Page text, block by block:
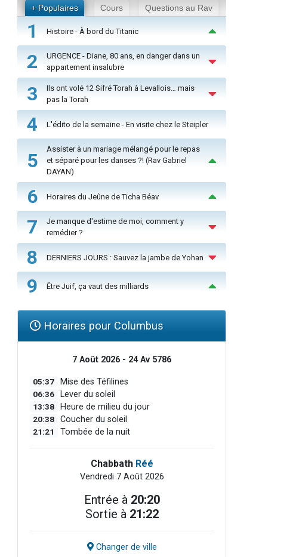
+ Populaires Cours Questions au Rav
1 Histoire - À bord du Titanic
2
URGENCE - Diane, 80 ans, en danger dans un
appartement insalubre
3
Ils ont volé 12 Sifré Torah à Levallois… mais
pas la Torah
4 L'édito de la semaine - En visite chez le Steipler
5
Assister à un mariage mélangé pour le repas
et séparé pour les danses ?! (Rav Gabriel
DAYAN)
6 Horaires du Jeûne de Ticha Béav
7
Je manque d'estime de moi, comment y
remédier ?
8 DERNIERS JOURS : Sauvez la jambe de Yohan
9 Être Juif, ça vaut des milliards
Horaires pour Columbus
7 Août 2026 - 24 Av 5786
05:37 Mise des Téfilines
06:36 Lever du soleil
13:38 Heure de milieu du jour
20:38 Coucher du soleil
21:21 Tombée de la nuit
Chabbath Réé
Vendredi 7 Août 2026
Entrée à 20:20
Sortie à 21:22
Changer de ville